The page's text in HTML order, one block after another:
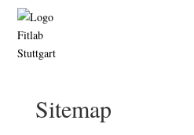
Sitemap